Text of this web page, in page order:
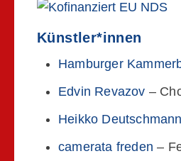
Künstler*innen
Hamburger
Edvin Revazov –
Heikko Deutschmann
camerata freden –